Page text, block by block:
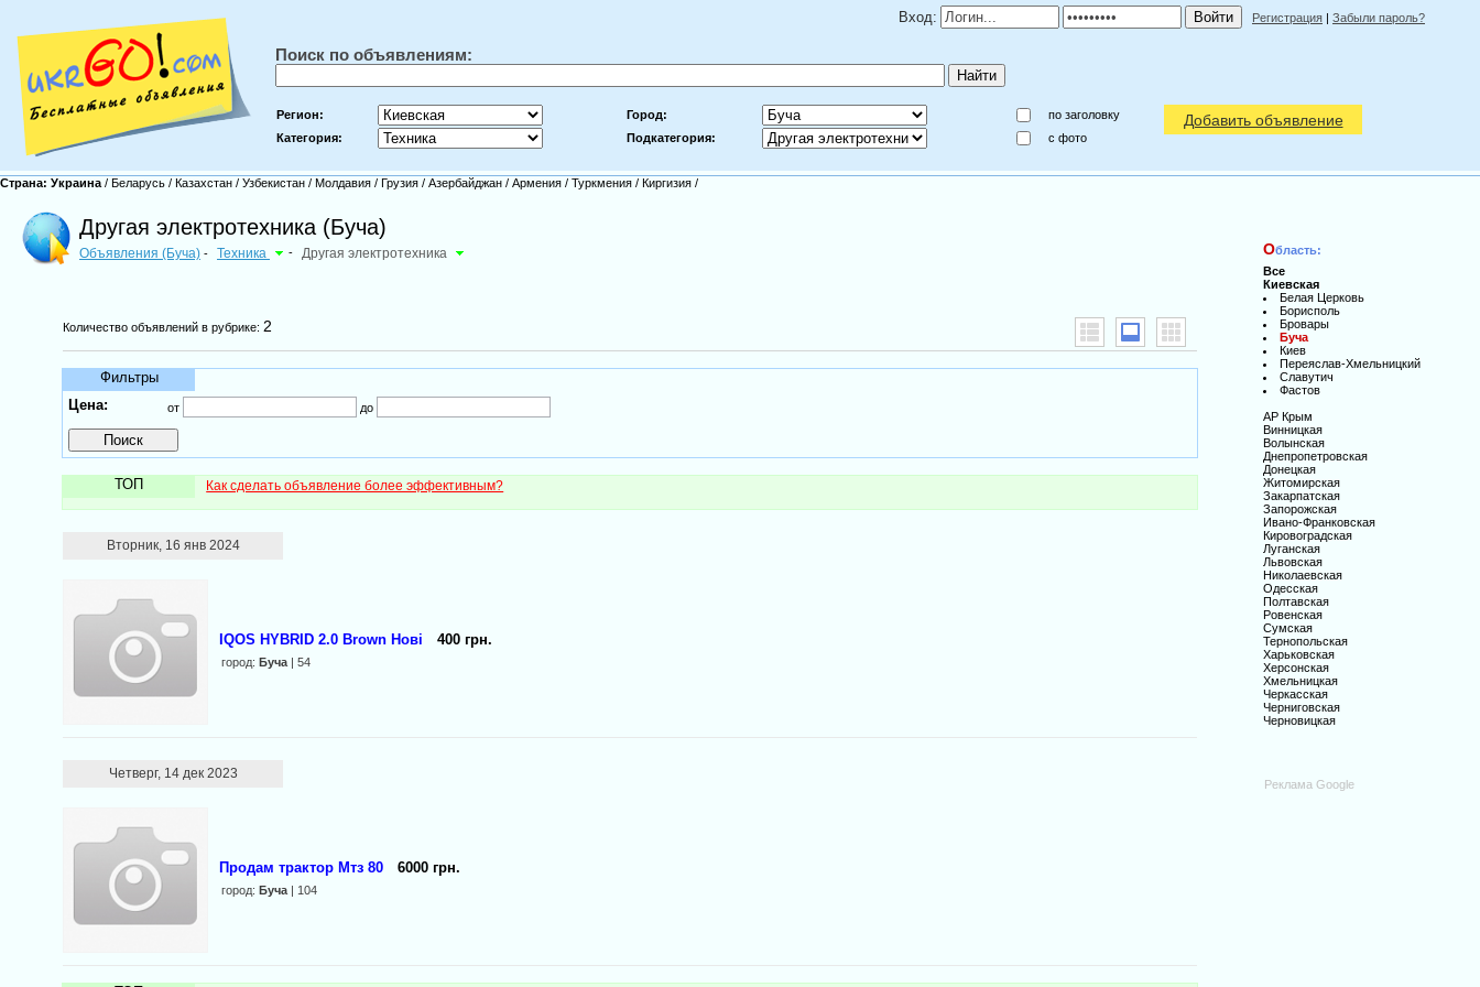
Вход: Регистрация | Забыли пароль?
Поиск по объявлениям:
Регион: Город:
по заголовку
Категория:
Подкатегория: c фото
Добавить объявление
Страна: Украина / Беларусь / Казахстан / Узбекистан / Молдавия / Грузия / Азербайджан / Армения / Туркмения / Киргизия /
Другая электротехника (Буча)
Объявления (Буча) - Техника - Другая электротехника
Количество объявлений в рубрике: 2
Фильтры
Цена:
от до
ТОП Как сделать объявление более эффективным?
Вторник, 16 янв 2024
IQOS HYBRID 2.0 Brown Нові 400 грн.
город:Буча | 54
Четверг, 14 дек 2023
Продам трактор Мтз 80 6000 грн.
город:Буча | 104
Область:
Все
Киевская
Белая Церковь
Борисполь
Бровары
Буча
Киев
Переяслав-Хмельницкий
Славутич
Фастов
АР Крым
Винницкая
Волынская
Днепропетровская
Донецкая
Житомирская
Закарпатская
Запорожская
Ивано-Франковская
Кировоградская
Луганская
Львовская
Николаевская
Одесская
Полтавская
Ровенская
Сумская
Тернопольская
Харьковская
Херсонская
Хмельницкая
Черкасская
Черниговская
Черновицкая
Реклама Google